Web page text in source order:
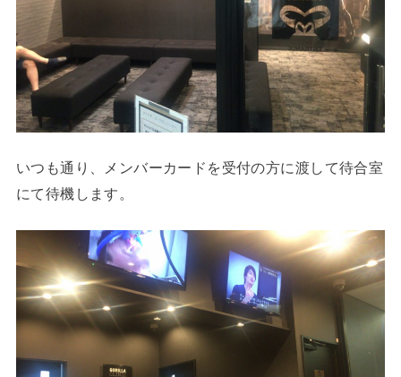
いつも通り、メンバーカードを受付の方に渡して待合室
にて待機します。